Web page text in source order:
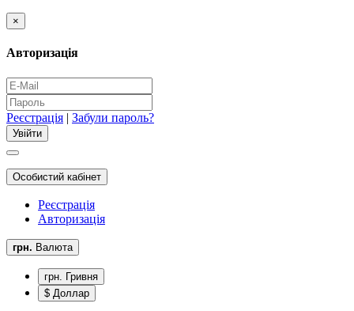
×
Авторизація
Реєстрація | Забули пароль?
Особистий кабінет
Реєстрація
Авторизація
грн. Валюта
грн. Гривня
$ Доллар